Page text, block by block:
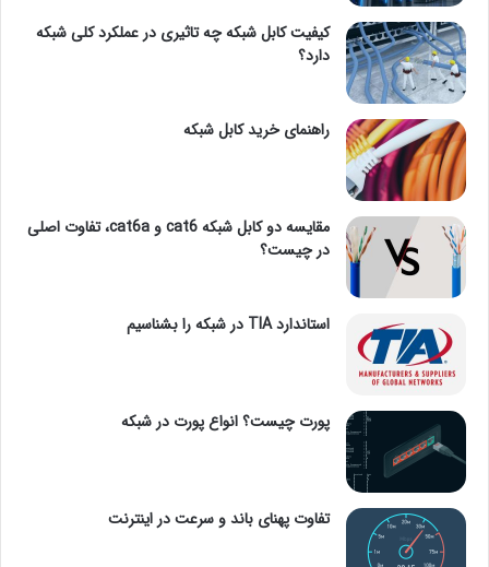
کیفیت کابل شبکه چه تاثیری در عملکرد کلی شبکه
دارد؟
راهنمای خرید کابل شبکه
مقایسه دو کابل شبکه cat6 و cat6a، تفاوت اصلی
در چیست؟
استاندارد TIA در شبکه را بشناسیم
پورت چیست؟ انواع پورت در شبکه
تفاوت پهنای باند و سرعت در اینترنت